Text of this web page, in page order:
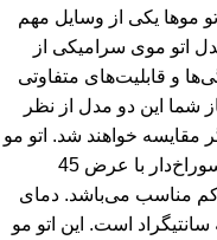
موها یکی از وسایل مهم
اتو موی سرامیکی از
و قابلیت‌های متفاوتی
شما این دو مدل از نظر
مقایسه خواهند شد. اتو مو
پرومکس 5500: این مدل دارای صفحات سوراخ‌دار با عرض 45
مناسب می‌باشد. دمای
تنظیم از 80 تا 210 درجه سانتیگراد است. این اتو مو